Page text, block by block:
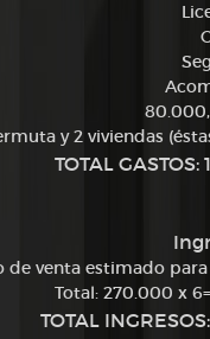
y 2 viviendas
TOTAL
de venta estimado
Total: 270.000 x
TOTAL